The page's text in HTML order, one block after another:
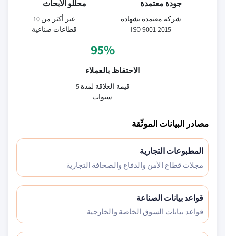
جودة معتمدة
شركة معتمدة بشهادة
ISO 9001-2015
محللو الأبحاث
عبر أكثر من 10
قطاعات صناعية
95%
الاحتفاظ بالعملاء
قيمة العلاقة لمدة 5
سنوات
مصادر البيانات الموثّقة
المطبوعات التجارية
مجلات قطاع الأمن والدفاع والصحافة التجارية
قواعد بيانات الصناعة
قواعد بيانات السوق الخاصة والخارجية